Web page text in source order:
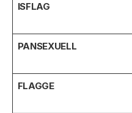
ISFLAG
PANSEXUELL
FLAGGE